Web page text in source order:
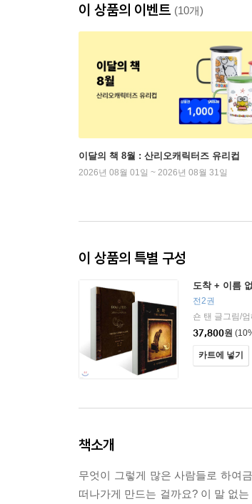
이 상품의 이벤트 (10개)
이달의 책 8월 : 산리오캐릭터즈 유리컵
2026년 08월 01일 ~ 2026년 08월 31일
이 상품의 특별 구성
도착 + 이름
전2권
숀 탠 글그림/엄
37,800원
카트에 넣기
책소개
무엇이 그렇게 많은 사람들로 하여
떠나가게 만드는 걸까요? 이 말 없